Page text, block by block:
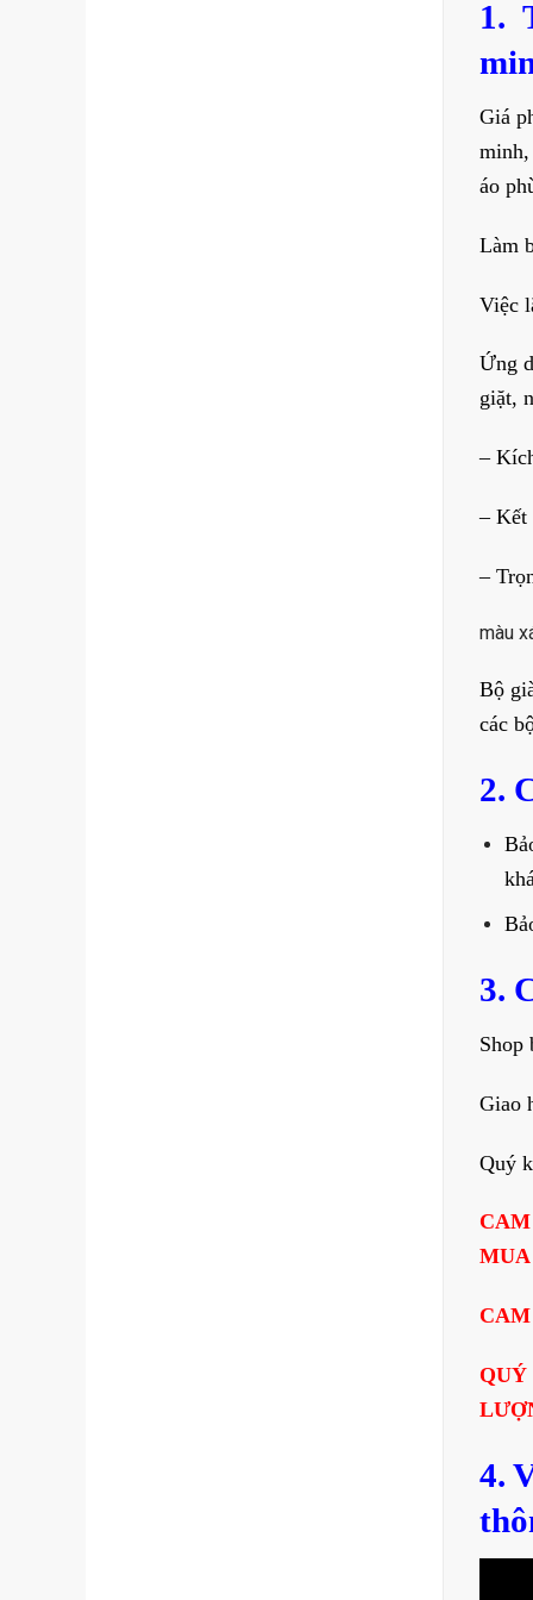
1.
Giá
minh,
áo
Làm
Việc
Ứng
giặt,
–
– Kết
–
màu
Bộ
các
2.
3.
Shop
Giao
Quý
4.